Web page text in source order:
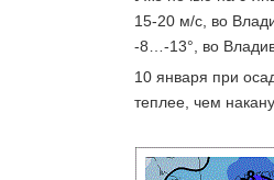
15-20 м/с, во
-8…-13°, во
10 января при
теплее, чем